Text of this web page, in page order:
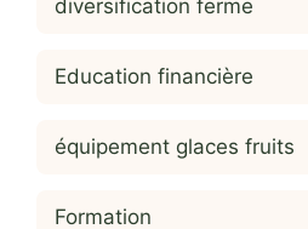
diversification ferme
Education financière
équipement glaces fruits
Formation